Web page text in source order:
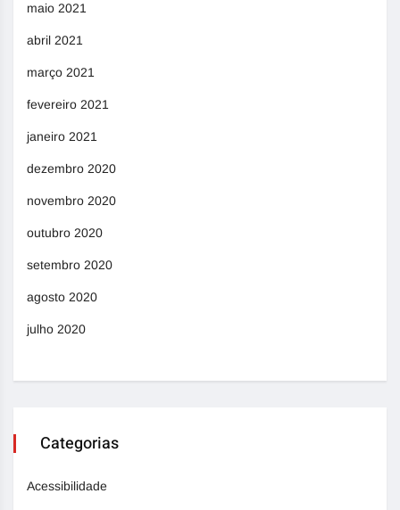
maio 2021
abril 2021
março 2021
fevereiro 2021
janeiro 2021
dezembro 2020
novembro 2020
outubro 2020
setembro 2020
agosto 2020
julho 2020
Categorias
Acessibilidade